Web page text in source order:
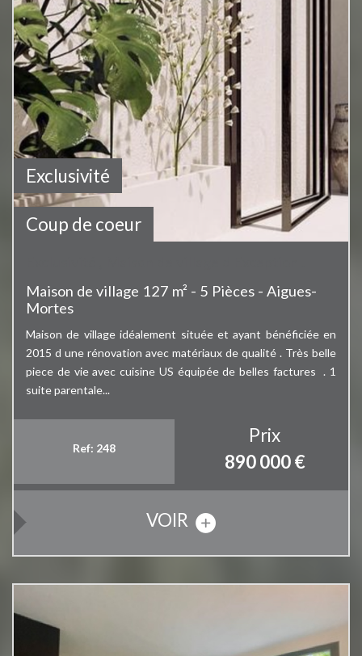
Bien vendu
Exclusivité
Coup de coeur
Maison de village 127 m² - 5 Pièces - Aigues-
Mortes
Maison de village idéalement située et ayant bénéficiée en
2015 d une rénovation avec matériaux de qualité . Très belle
piece de vie avec cuisine US équipée de belles factures . 1
suite parentale...
Ref: 248
Prix
890 000 €
VOIR